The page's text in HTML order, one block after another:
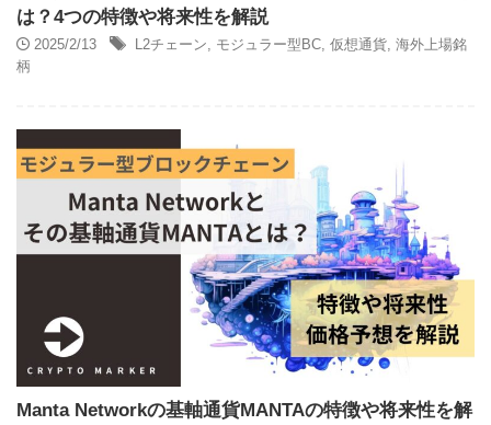
は？4つの特徴や将来性を解説
2025/2/13 L2チェーン, モジュラー型BC, 仮想通貨, 海外上場銘
柄
Manta Networkの基軸通貨MANTAの特徴や将来性を解